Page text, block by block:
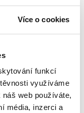
Více o cookies
funkcí
využíváme
web používáte,
média, inzerci a
nebyl nalezen.